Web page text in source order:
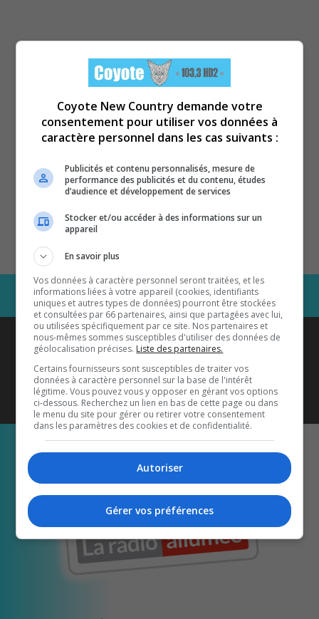
Coyote New Countryest diffusé
également sur1033 HD2
Écoutez-nous aussi sur…
Coyote New Country demande votre
consentement pour utiliser vos données à
caractère personnel dans les cas suivants :
Publicités et contenu personnalisés, mesure de
performance des publicités et du contenu, études
d’audience et développement de services
Stocker et/ou accéder à des informations sur un
appareil
En savoir plus
Vos données à caractère personnel seront traitées, et les
informations liées à votre appareil (cookies, identifiants
uniques et autres types de données) pourront être stockées
et consultées par 66 partenaires, ainsi que partagées avec lui,
ou utilisées spécifiquement par ce site. Nos partenaires et
nous-mêmes sommes susceptibles d'utiliser des données de
géolocalisation précises. Liste des partenaires.
Certains fournisseurs sont susceptibles de traiter vos
données à caractère personnel sur la base de l'intérêt
légitime. Vous pouvez vous y opposer en gérant vos options
ci-dessous. Recherchez un lien en bas de cette page ou dans
le menu du site pour gérer ou retirer votre consentement
dans les paramètres des cookies et de confidentialité.
Autoriser
Gérer vos préférences